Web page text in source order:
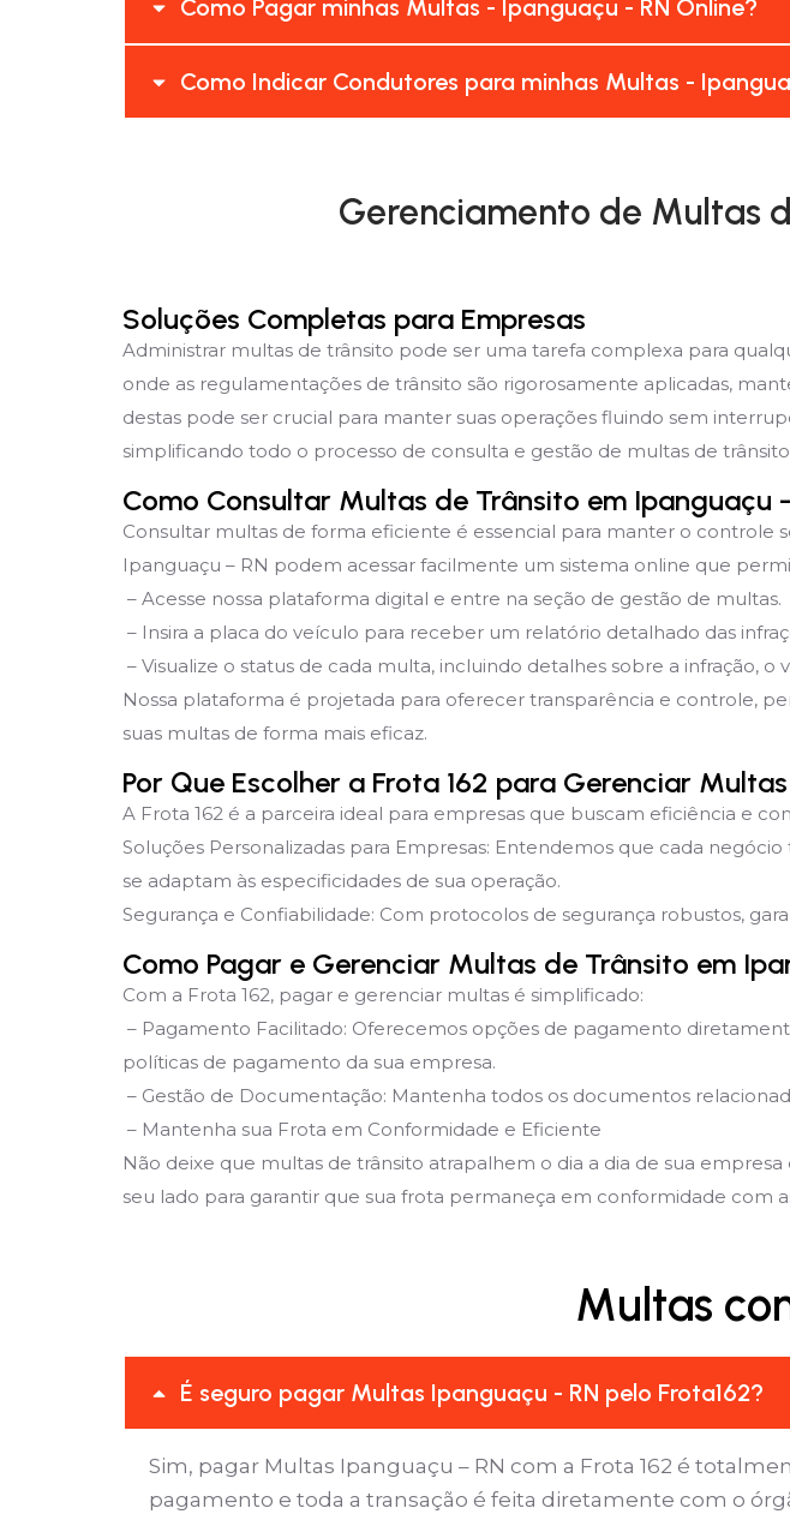
Como Pagar minhas Multas - Ipanguaçu - RN Online?
Como Indicar Condutores para minhas Multas -
Gerenciamento de Multas
Soluções Completas para Empresas
Administrar multas de trânsito pode ser uma tarefa complexa para
onde as regulamentações de trânsito são rigorosamente aplicadas,
destas pode ser crucial para manter suas operações fluindo sem
simplificando todo o processo de consulta e gestão de multas de
Como Consultar Multas de Trânsito em Ipanguaçu
Consultar multas de forma eficiente é essencial para manter o controle
Ipanguaçu – RN podem acessar facilmente um sistema online que
– Acesse nossa plataforma digital e entre na seção de gestão de multas.
– Insira a placa do veículo para receber um relatório detalhado das
– Visualize o status de cada multa, incluindo detalhes sobre a infração,
Nossa plataforma é projetada para oferecer transparência e controle,
suas multas de forma mais eficaz.
Por Que Escolher a Frota 162 para Gerenciar
A Frota 162 é a parceira ideal para empresas que buscam eficiência e
Soluções Personalizadas para Empresas: Entendemos que cada
se adaptam às especificidades de sua operação.
Segurança e Confiabilidade: Com protocolos de segurança robustos,
Como Pagar e Gerenciar Multas de Trânsito em
Com a Frota 162, pagar e gerenciar multas é simplificado:
– Pagamento Facilitado: Oferecemos opções de pagamento
políticas de pagamento da sua empresa.
– Gestão de Documentação: Mantenha todos os documentos
– Mantenha sua Frota em Conformidade e Eficiente
Não deixe que multas de trânsito atrapalhem o dia a dia de sua
seu lado para garantir que sua frota permaneça em conformidade com
Multas
É seguro pagar Multas Ipanguaçu - RN pelo Frota162?
Sim, pagar Multas Ipanguaçu – RN com a Frota 162 é
pagamento e toda a transação é feita diretamente com o